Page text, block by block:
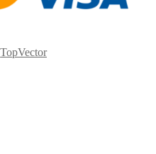
TopVector